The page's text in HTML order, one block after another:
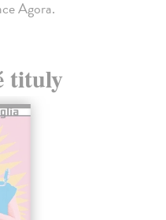
Agora.
tituly